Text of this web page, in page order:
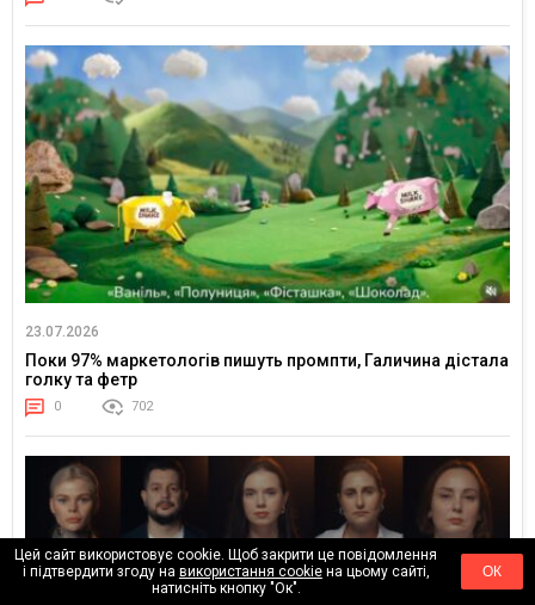
23.07.2026
Поки 97% маркетологів пишуть промпти, Галичина дістала
голку та фетр
0 702
Цей сайт використовує cookie. Щоб закрити це повідомлення
і підтвердити згоду на використання cookieна цьому сайті,
натисніть кнопку "Ок".
ОК